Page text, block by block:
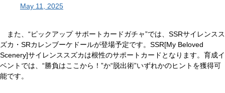
May 11, 2025
また、“ピックアップ サポートカードガチャ”では、SSRサイレンスス
ズカ・SRカレンブーケドールが登場予定です。SSR[My Beloved
Scenery]サイレンススズカは根性のサポートカードとなります。育成イ
ベントでは、“勝負はここから！”か“脱出術”いずれかのヒントを獲得可
能です。